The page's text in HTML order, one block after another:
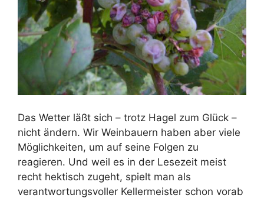
Das Wetter läßt sich – trotz Hagel zum Glück –
nicht ändern. Wir Weinbauern haben aber viele
Möglichkeiten, um auf seine Folgen zu
reagieren. Und weil es in der Lesezeit meist
recht hektisch zugeht, spielt man als
verantwortungsvoller Kellermeister schon vorab